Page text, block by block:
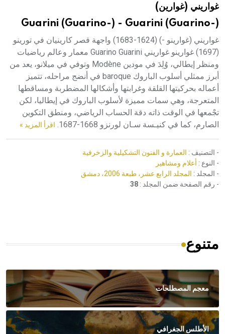
هيئة الموسوعة العربية تطلق موسوعات جديدة في عام 2026غواريني (غوارين)
Guarini (Guarino-) - Guarini (Guarino-)
غواريني (غوارينو -) (1624-1683) واجهة قصر كارينيان في تورينو
(1697) غوارينو غواريني Guarino Guarini معمار وعالم رياضيات
ومنظر إيطالي، وُلِدَ في مودين Modène وتوفي في ميلانو، يعد من
أبرز ممثلي أسلوب الباروك baroque في أنضج مراحله، تتميز
أعماله بحركيتها القلقة وغرابتها وأشكالها المضطربة ومساقطها
المتعرجة، وهي سمات مميزة لأسلوب الباروك في إيطاليا، لكن
تجْمعها في الوقت ذاته دقة الحساب الرياضي، ومنطق التكوين
الصارم، كما في كنيـسة سـان لورنزو 1668-1687.
اقرأ المزيد »
- التصنيف : العمارة و الفنون التشكيلية والزخرفية
- النوع : أعلام ومشاهير
- المجلد : المجلد الرابع عشر، طبعة 2006، دمشق
- رقم الصفحة ضمن المجلد : 38
متنوع
معجم المصطلحات
الأطلس الجغرافي